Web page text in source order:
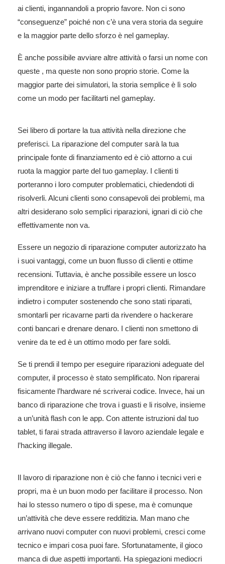
ai clienti, ingannandoli a proprio favore. Non ci sono
“conseguenze” poiché non c’è una vera storia da seguire
e la maggior parte dello sforzo è nel gameplay.
È anche possibile avviare altre attività o farsi un nome con
queste , ma queste non sono proprio storie. Come la
maggior parte dei simulatori, la storia semplice è lì solo
come un modo per facilitarti nel gameplay.
Sei libero di portare la tua attività nella direzione che
preferisci. La riparazione del computer sarà la tua
principale fonte di finanziamento ed è ciò attorno a cui
ruota la maggior parte del tuo gameplay. I clienti ti
porteranno i loro computer problematici, chiedendoti di
risolverli. Alcuni clienti sono consapevoli dei problemi, ma
altri desiderano solo semplici riparazioni, ignari di ciò che
effettivamente non va.
Essere un negozio di riparazione computer autorizzato ha
i suoi vantaggi, come un buon flusso di clienti e ottime
recensioni. Tuttavia, è anche possibile essere un losco
imprenditore e iniziare a truffare i propri clienti. Rimandare
indietro i computer sostenendo che sono stati riparati,
smontarli per ricavarne parti da rivendere o hackerare
conti bancari e drenare denaro. I clienti non smettono di
venire da te ed è un ottimo modo per fare soldi.
Se ti prendi il tempo per eseguire riparazioni adeguate del
computer, il processo è stato semplificato. Non riparerai
fisicamente l’hardware né scriverai codice. Invece, hai un
banco di riparazione che trova i guasti e li risolve, insieme
a un’unità flash con le app. Con attente istruzioni dal tuo
tablet, ti farai strada attraverso il lavoro aziendale legale e
l’hacking illegale.
Il lavoro di riparazione non è ciò che fanno i tecnici veri e
propri, ma è un buon modo per facilitare il processo. Non
hai lo stesso numero o tipo di spese, ma è comunque
un’attività che deve essere redditizia. Man mano che
arrivano nuovi computer con nuovi problemi, cresci come
tecnico e impari cosa puoi fare. Sfortunatamente, il gioco
manca di due aspetti importanti. Ha spiegazioni mediocri